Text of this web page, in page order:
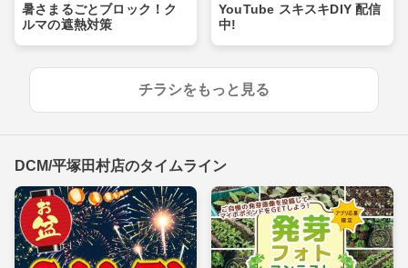
暑さまるごとブロック！ク
ルマの遮熱対策
YouTube スキスキDIY 配信
中!
チラシをもっと見る
DCM/平塚田村店のタイムライン